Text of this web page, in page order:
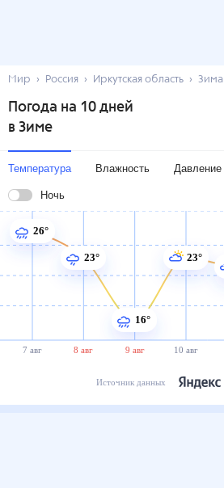
Мир Россия Иркутская область Зима
Погода на 10 дней
в Зиме
Температура Влажность Давление
Ночь
7 авг 8 авг 9 авг 10 авг
26°
23°
16°
23°
Источник данных